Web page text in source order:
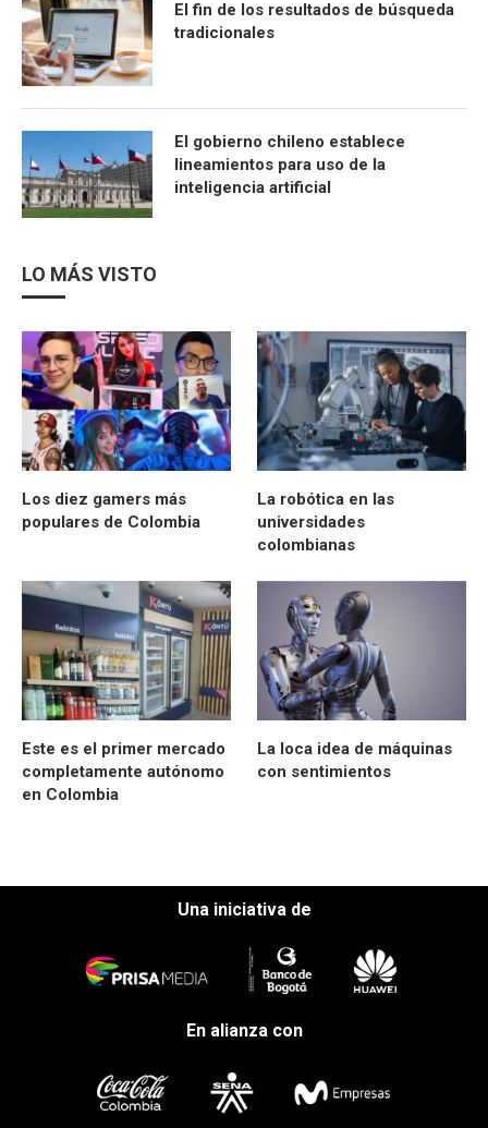
El fin de los resultados de búsqueda
tradicionales
El gobierno chileno establece
lineamientos para uso de la
inteligencia artificial
LO MÁS VISTO
Los diez gamers más
populares de Colombia
La robótica en las
universidades
colombianas
Este es el primer mercado
completamente autónomo
en Colombia
La loca idea de máquinas
con sentimientos
Una iniciativa de
En alianza con